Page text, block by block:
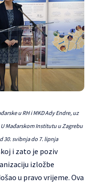
u RH i MKD Ady Endre, uz
Mađarskom Institutu u Zagrebu
30. svibnja do 7. lipnja
i zato je poziv
izložbe
u pravo vrijeme. Ova